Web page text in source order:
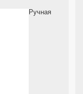
Ручная